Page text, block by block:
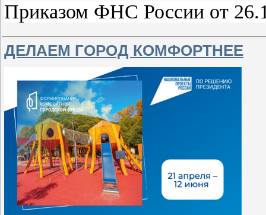
Приказом ФНС России от
ДЕЛАЕМ ГОРОД КОМФОРТНЕЕ